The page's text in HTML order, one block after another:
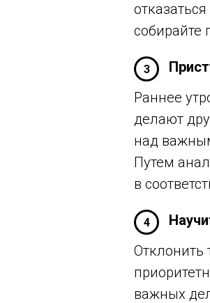
собирайте
3
Раннее
делают
над
Путем
в
4
Отклонить
важных